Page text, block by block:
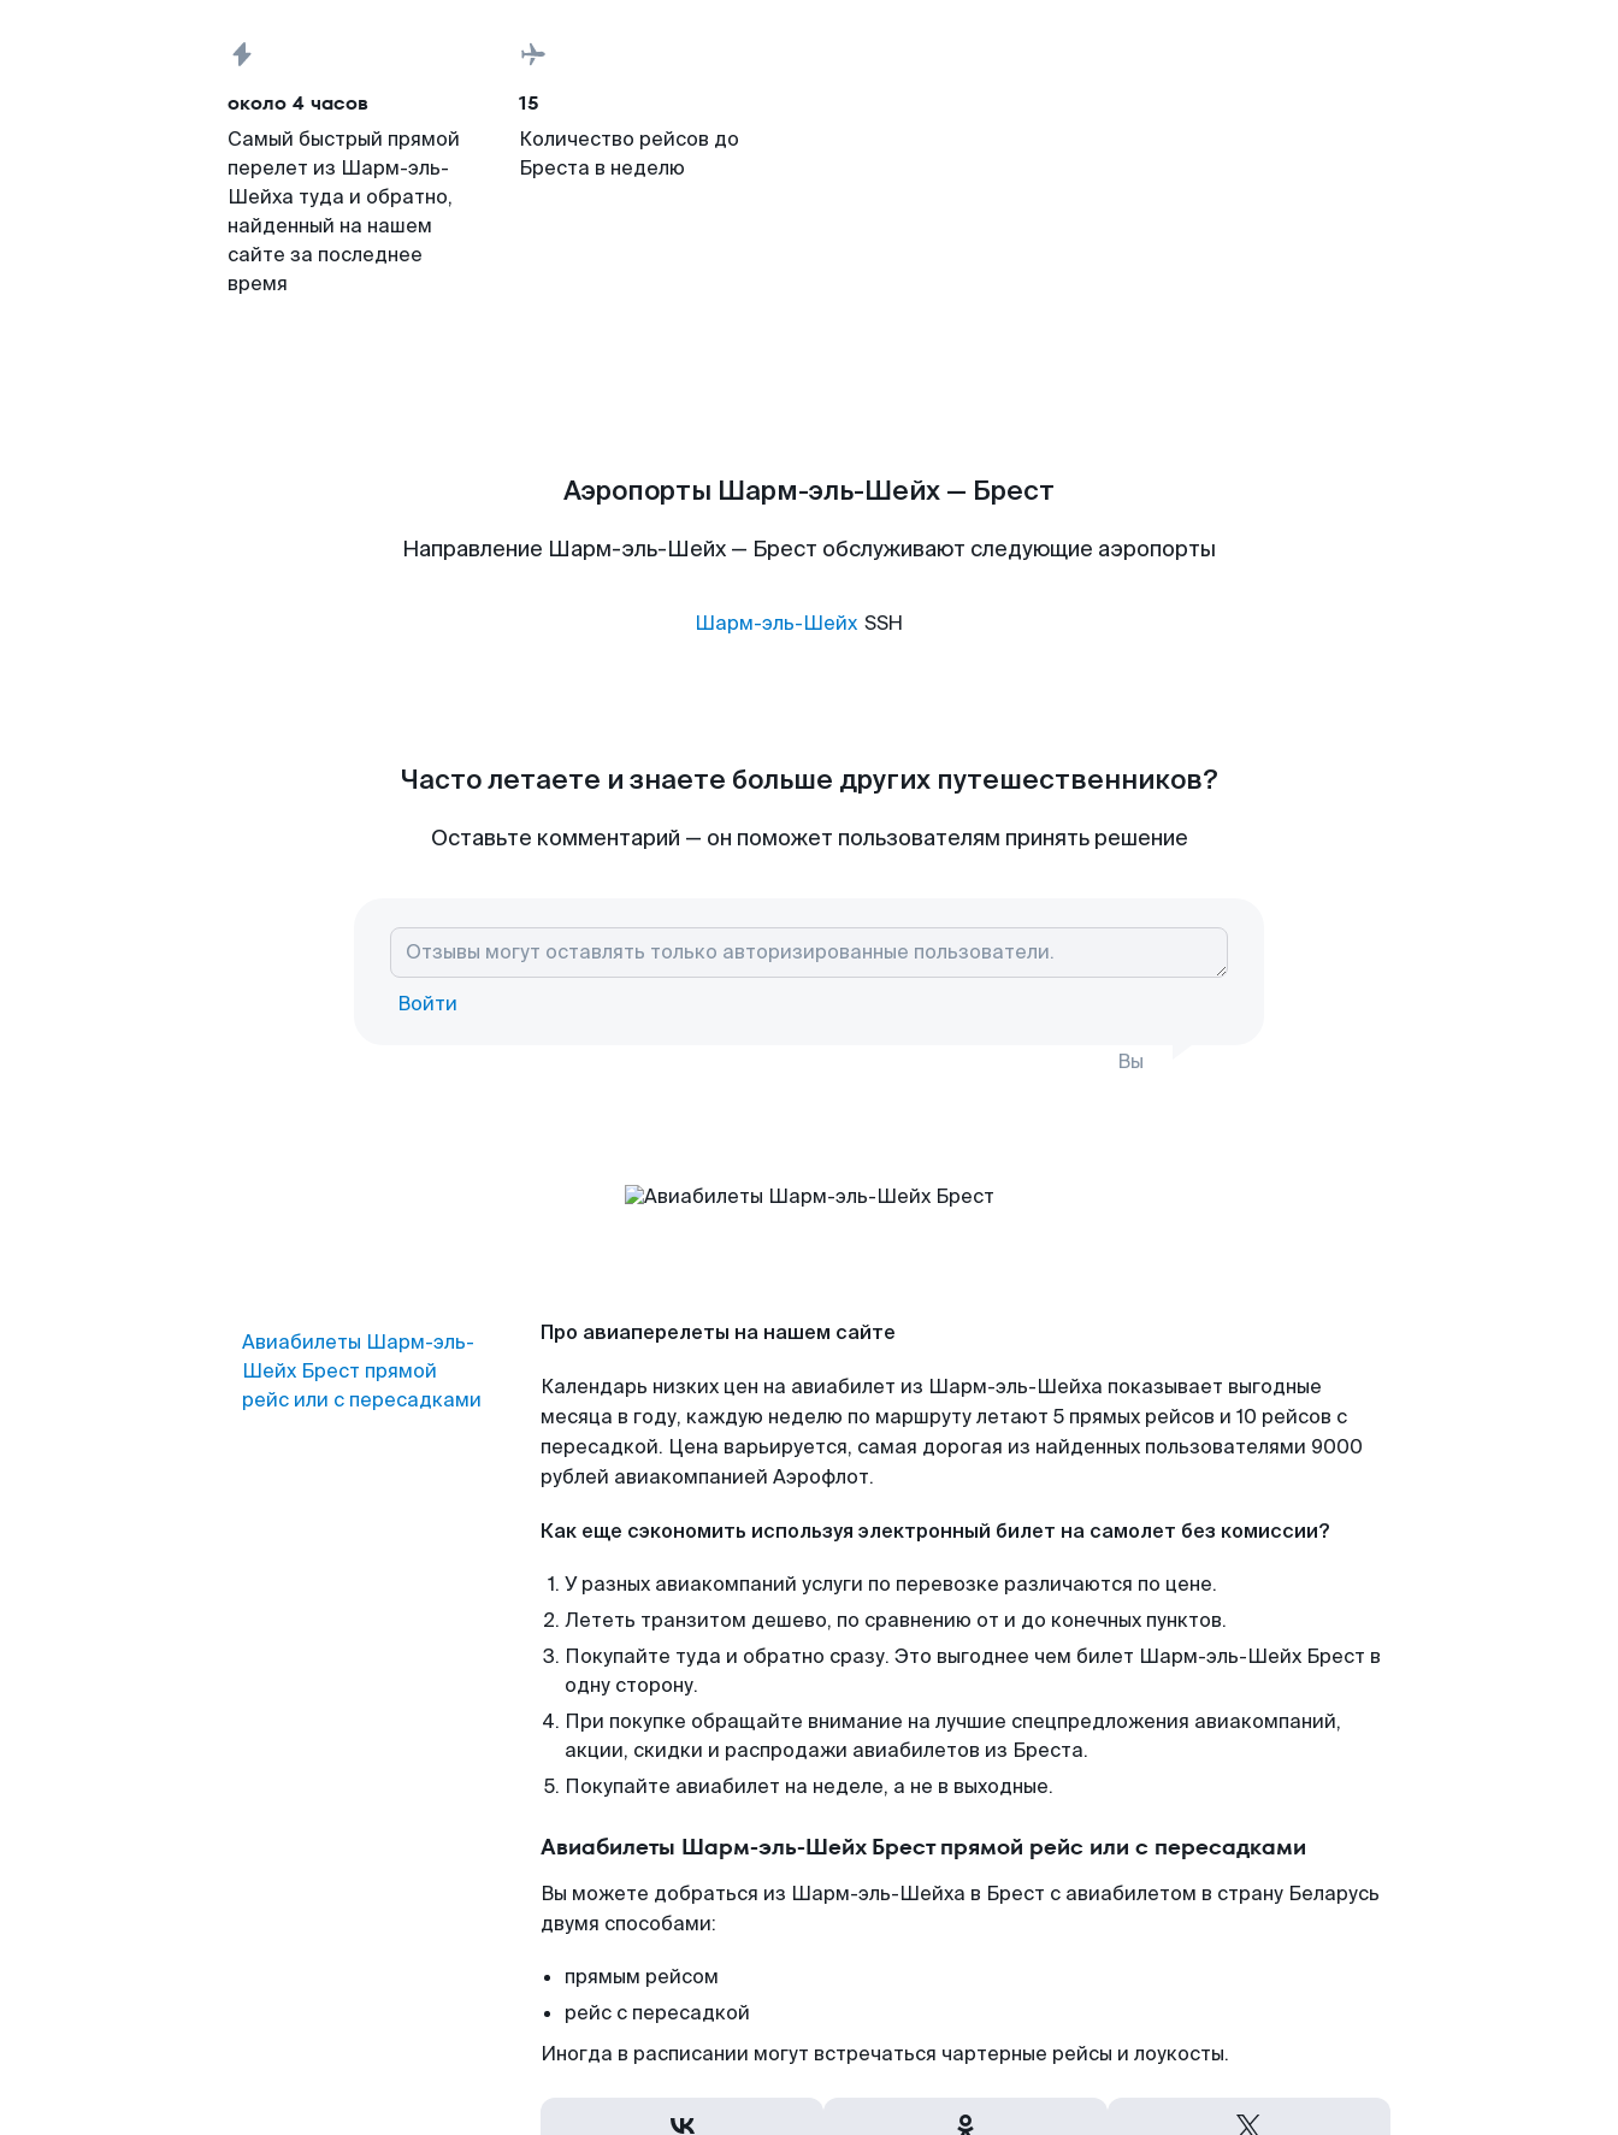
около 4 часов
Самый быстрый прямой
перелет из Шарм-эль-
Шейха туда и обратно,
найденный на нашем
сайте за последнее
время
15
Количество рейсов до
Бреста в неделю
Аэропорты Шарм-эль-Шейх — Брест
Направление Шарм-эль-Шейх — Брест обслуживают следующие аэропорты
Шарм-эль-Шейх SSH
Часто летаете и знаете больше других путешественников?
Оставьте комментарий — он поможет пользователям принять решение
Войти
Вы
Авиабилеты Шарм-эль-
Шейх Брест прямой
рейс или с пересадками
Про авиаперелеты на нашем сайте
Календарь низких цен на авиабилет из Шарм-эль-Шейха показывает выгодные
месяца в году, каждую неделю по маршруту летают 5 прямых рейсов и 10 рейсов с
пересадкой. Цена варьируется, самая дорогая из найденных пользователями 9000
рублей авиакомпанией Аэрофлот.
Как еще сэкономить используя электронный билет на самолет без комиссии?
У разных авиакомпаний услуги по перевозке различаются по цене.
Лететь транзитом дешево, по сравнению от и до конечных пунктов.
Покупайте туда и обратно сразу. Это выгоднее чем билет Шарм-эль-Шейх Брест в
одну сторону.
При покупке обращайте внимание на лучшие спецпредложения авиакомпаний,
акции, скидки и распродажи авиабилетов из Бреста.
Покупайте авиабилет на неделе, а не в выходные.
Авиабилеты Шарм-эль-Шейх Брест прямой рейс или с пересадками
Вы можете добраться из Шарм-эль-Шейха в Брест с авиабилетом в страну Беларусь
двумя способами:
прямым рейсом
рейс с пересадкой
Иногда в расписании могут встречаться чартерные рейсы и лоукосты.